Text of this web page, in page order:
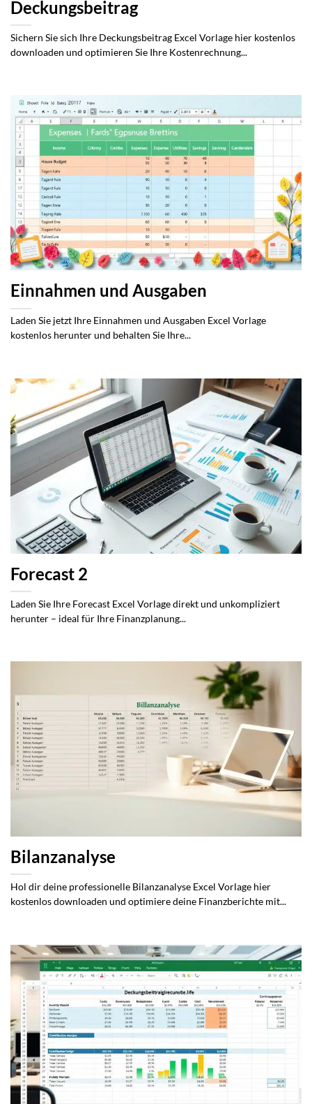
Deckungsbeitrag
Sichern Sie sich Ihre Deckungsbeitrag Excel Vorlage hier kostenlos
downloaden und optimieren Sie Ihre Kostenrechnung...
Einnahmen und Ausgaben
Laden Sie jetzt Ihre Einnahmen und Ausgaben Excel Vorlage
kostenlos herunter und behalten Sie Ihre...
Forecast 2
Laden Sie Ihre Forecast Excel Vorlage direkt und unkompliziert
herunter – ideal für Ihre Finanzplanung...
Bilanzanalyse
Hol dir deine professionelle Bilanzanalyse Excel Vorlage hier
kostenlos downloaden und optimiere deine Finanzberichte mit...